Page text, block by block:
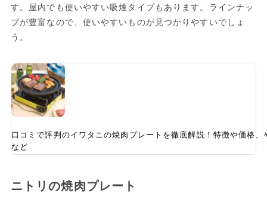
す。屋内でも使いやすい吸煙タイプもあります。ラインナッ
プが豊富なので、使いやすいものが見つかりやすいでしょ
う。
口コミで評判のイワタニの焼肉プレートを徹底解説！特徴や価格、
など
ニトリの焼肉プレート